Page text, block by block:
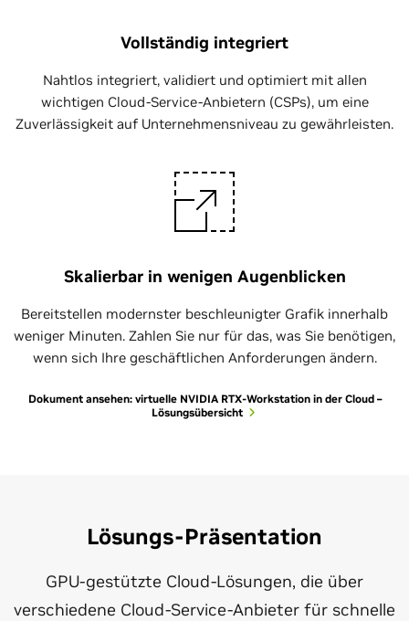
Vollständig integriert
Nahtlos integriert, validiert und optimiert mit allen
wichtigen Cloud-Service-Anbietern (CSPs), um eine
Zuverlässigkeit auf Unternehmensniveau zu gewährleisten.
Skalierbar in wenigen Augenblicken
Bereitstellen modernster beschleunigter Grafik innerhalb
weniger Minuten. Zahlen Sie nur für das, was Sie benötigen,
wenn sich Ihre geschäftlichen Anforderungen ändern.
Dokument ansehen: virtuelle NVIDIA RTX-Workstation in der Cloud –
Lösungsübersicht
Lösungs-Präsentation
GPU-gestützte Cloud-Lösungen, die über
verschiedene Cloud-Service-Anbieter für schnelle